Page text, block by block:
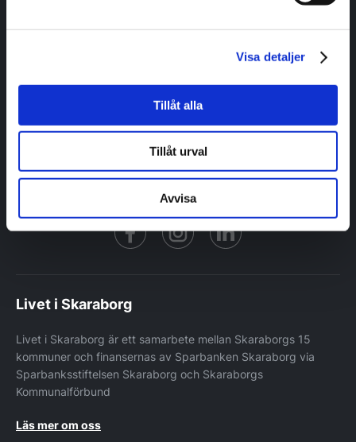
Visa detaljer
Tillåt alla
Tillåt urval
Avvisa
Berättelser
Kommuner
Facebookhttps:// https://
Livet i Skaraborg
Livet i Skaraborg är ett samarbete mellan Skaraborgs 15
kommuner och finansernas av Sparbanken Skaraborg via
Sparbanksstiftelsen Skaraborg och Skaraborgs
Kommunalförbund
Läs mer om oss